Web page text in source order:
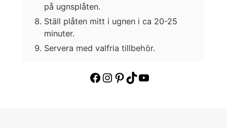
på ugnsplåten.
Ställ plåten mitt i ugnen i ca 20-25
minuter.
Servera med valfria tillbehör.
Facebook
Instagram
Pinterest
TikTok
YouTube